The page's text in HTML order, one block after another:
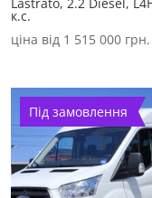
к.с.
ціна від 1 515 000 грн.
Під замовлення